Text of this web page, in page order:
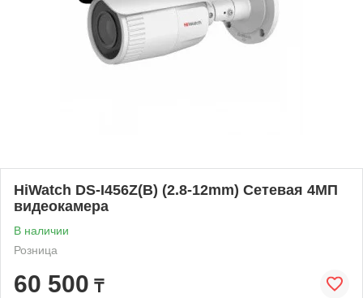
HiWatch DS-I456Z(B) (2.8-12mm) Сетевая 4МП
видеокамера
В наличии
Розница
60 500 ₸